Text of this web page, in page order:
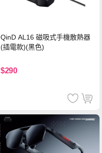
QinD AL16 磁吸式手機散熱器
(插電款)(黑色)
$290